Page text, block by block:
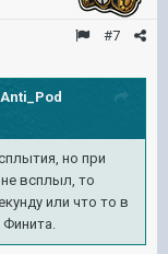
#7
Anti_Pod
но при
всплыл, то
или что то в